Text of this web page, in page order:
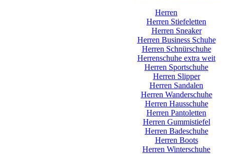
Herren
Herren Stiefeletten
Herren Sneaker
Herren Business Schuhe
Herren Schnürschuhe
Herrenschuhe extra weit
Herren Sportschuhe
Herren Slipper
Herren Sandalen
Herren Wanderschuhe
Herren Hausschuhe
Herren Pantoletten
Herren Gummistiefel
Herren Badeschuhe
Herren Boots
Herren Winterschuhe